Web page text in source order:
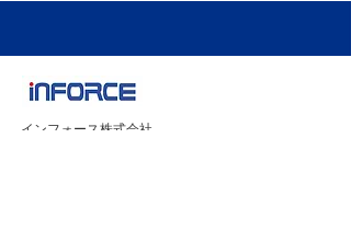
お盆期間中の出荷スケジ
ュールのご案内
インフォース株式会社